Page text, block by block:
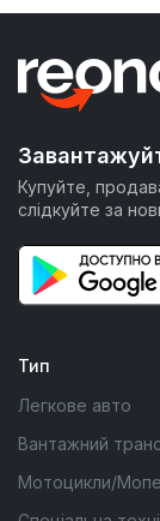
Купуйте,
слідкуйте за
Тип
Легкове авто
Вантажний
Мотоцикли/